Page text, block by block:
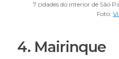
7 cidades do interior de São
Foto:
4. Mairinque